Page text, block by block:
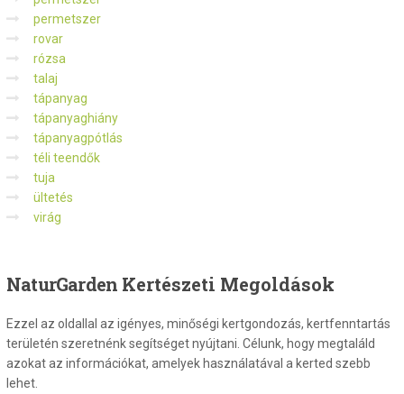
permetszer
rovar
rózsa
talaj
tápanyag
tápanyaghiány
tápanyagpótlás
téli teendők
tuja
ültetés
virág
NaturGarden Kertészeti Megoldások
Ezzel az oldallal az igényes, minőségi kertgondozás, kertfenntartás
területén szeretnénk segítséget nyújtani. Célunk, hogy megtaláld
azokat az információkat, amelyek használatával a kerted szebb
lehet.